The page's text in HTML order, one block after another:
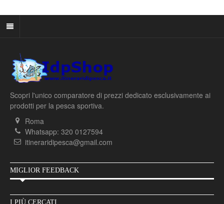
Scopri l'unico comparatore di prezzi dedicato esclusivamente ai
prodotti per la pesca sportiva.
Roma
Whatsapp: 320 0127594
itineraridipesca@gmail.com
MIGLIOR FEEDBACK
I PIÙ CERCATI